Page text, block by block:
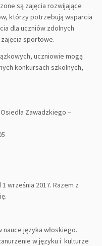
są zajęcia rozwijające
którzy potrzebują wsparcia
dla uczniów zdolnych
sportowe.
uczniowie mogą
konkursach szkolnych,
Zawadzkiego –
września 2017. Razem z
nauce języka włoskiego.
w języku i kulturze